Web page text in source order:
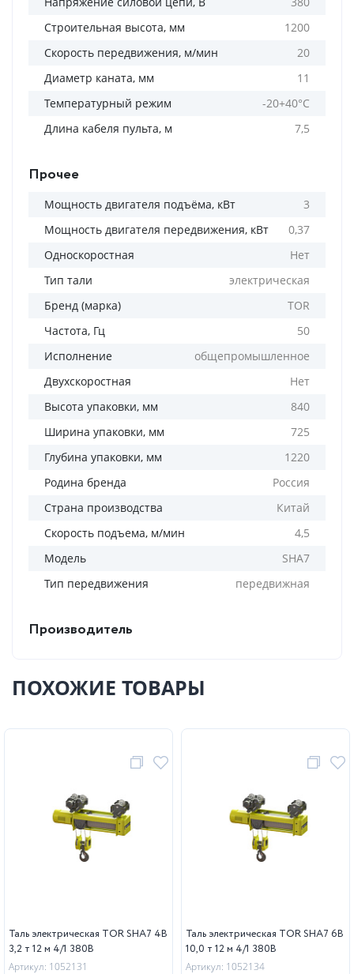
Строительная высота, мм
1200
Скорость передвижения, м/мин
20
Диаметр каната, мм
11
Температурный режим
-20+40°C
Длина кабеля пульта, м
7,5
Прочее
Мощность двигателя подъёма, кВт
3
Мощность двигателя передвижения, кВт
0,37
Односкоростная
Нет
Тип тали
электрическая
Бренд (марка)
TOR
Частота, Гц
50
Исполнение
общепромышленное
Двухскоростная
Нет
Высота упаковки, мм
840
Ширина упаковки, мм
725
Глубина упаковки, мм
1220
Родина бренда
Россия
Страна производства
Китай
Скорость подъема, м/мин
4,5
Модель
SHA7
Тип передвижения
передвижная
Производитель
ПОХОЖИЕ ТОВАРЫ
Таль электрическая TOR SHA7 4B
3,2 т 12 м 4/1 380В
Артикул: 1052131
Таль электрическая TOR SHA7 6B
10,0 т 12 м 4/1 380В
Артикул: 1052134